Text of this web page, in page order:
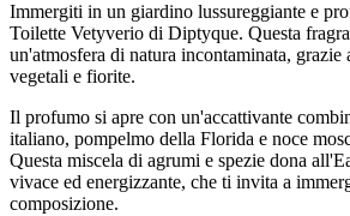
Immergiti in un giardino lussureggiante e
Toilette Vetyverio di Diptyque. Questa
un'atmosfera di natura incontaminata, grazie
vegetali e fiorite.
Il profumo si apre con un'accattivante
italiano, pompelmo della Florida e noce
Questa miscela di agrumi e spezie dona
vivace ed energizzante, che ti invita a
composizione.